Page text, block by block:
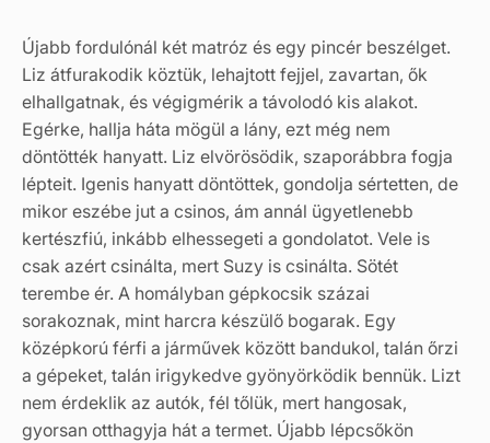
Újabb fordulónál két matróz és egy pincér beszélget.
Liz átfurakodik köztük, lehajtott fejjel, zavartan, ők
elhallgatnak, és végigmérik a távolodó kis alakot.
Egérke, hallja háta mögül a lány, ezt még nem
döntötték hanyatt. Liz elvörösödik, szaporábbra fogja
lépteit. Igenis hanyatt döntöttek, gondolja sértetten, de
mikor eszébe jut a csinos, ám annál ügyetlenebb
kertészfiú, inkább elhessegeti a gondolatot. Vele is
csak azért csinálta, mert Suzy is csinálta. Sötét
terembe ér. A homályban gépkocsik százai
sorakoznak, mint harcra készülő bogarak. Egy
középkorú férfi a járművek között bandukol, talán őrzi
a gépeket, talán irigykedve gyönyörködik bennük. Lizt
nem érdeklik az autók, fél tőlük, mert hangosak,
gyorsan otthagyja hát a termet. Újabb lépcsőkön